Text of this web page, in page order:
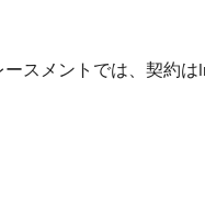
スメントでは、契約は